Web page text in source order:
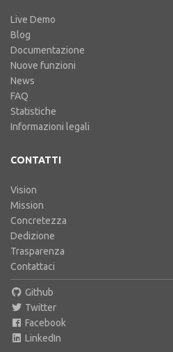
Live Demo
Blog
Documentazione
Nuove funzioni
News
FAQ
Statistiche
Informazioni legali
CONTATTI
Vision
Mission
Concretezza
Dedizione
Trasparenza
Contattaci
Github
Twitter
Facebook
LinkedIn